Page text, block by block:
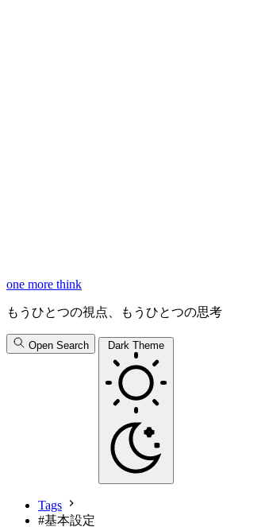
one more think
もうひとつの視点、もうひとつの思考
Open Search Dark Theme
Tags
#基本設定